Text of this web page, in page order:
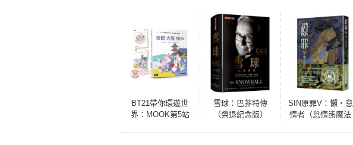
BT21帶你環遊世
界：MOOK第5站
雪球：巴菲特傳
（榮退紀念版）
SIN原罪V：懶‧怠
惰者（怠惰熊魔法